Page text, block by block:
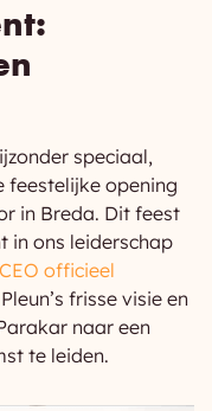
speciaal,
feestelijke opening
in Breda. Dit feest
in ons leiderschap
officieel
frisse visie en
naar een
te leiden.